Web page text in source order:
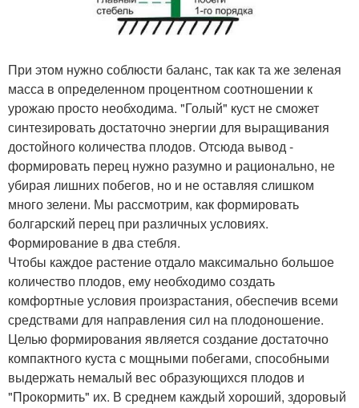
При этом нужно соблюсти баланс, так как та же зеленая
масса в определенном процентном соотношении к
урожаю просто необходима. "Голый" куст не сможет
синтезировать достаточно энергии для выращивания
достойного количества плодов. Отсюда вывод -
формировать перец нужно разумно и рационально, не
убирая лишних побегов, но и не оставляя слишком
много зелени. Мы рассмотрим, как формировать
болгарский перец при различных условиях.
Формирование в два стебля.
Чтобы каждое растение отдало максимально большое
количество плодов, ему необходимо создать
комфортные условия произрастания, обеспечив всеми
средствами для направления сил на плодоношение.
Целью формирования является создание достаточно
компактного куста с мощными побегами, способными
выдержать немалый вес образующихся плодов и
"Прокормить" их. В среднем каждый хороший, здоровый